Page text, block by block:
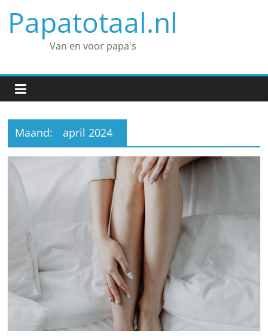
naar
inhoud
Papatotaal.nl
Van en voor papa's
Maand: april 2024